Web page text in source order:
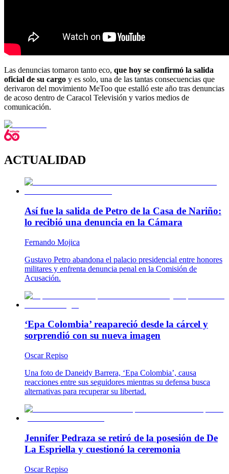
Las denuncias tomaron tanto eco, que hoy se confirmó la salida
oficial de su cargo y es solo, una de las tantas consecuencias que
derivaron del movimiento MeToo que estalló este año tras denuncias
de acoso dentro de Caracol Televisión y varios medios de
comunicación.
ACTUALIDAD
Así fue la salida de Petro de la Casa de Nariño:
lo recibió una denuncia en la Cámara
Fernando Mojica
Gustavo Petro abandona el palacio presidencial entre honores
militares y enfrenta denuncia penal en la Comisión de
Acusación.
‘Epa Colombia’ reapareció desde la cárcel y
sorprendió con su nueva imagen
Oscar Repiso
Una foto de Daneidy Barrera, ‘Epa Colombia’, causa
reacciones entre sus seguidores mientras su defensa busca
alternativas para recuperar su libertad.
Jennifer Pedraza se retiró de la posesión de De
La Espriella y cuestionó la ceremonia
Oscar Repiso